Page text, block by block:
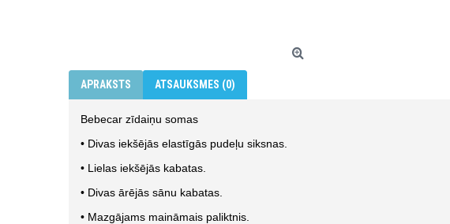
APRAKSTS ATSAUKSMES (0)
Bebecar zīdaiņu somas
• Divas iekšējās elastīgās pudeļu siksnas.
• Lielas iekšējās kabatas.
• Divas ārējās sānu kabatas.
• Mazgājams maināmais paliktnis.